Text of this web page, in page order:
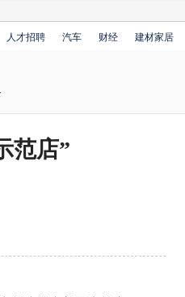
人才招聘 汽车 财经 建材家居
范店”